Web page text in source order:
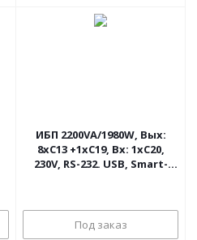
ИБП 2200VA/1980W, Вых:
8хC13 +1хC19, Вх: 1хC20,
230V, RS-232. USB, Smart-
Под заказ